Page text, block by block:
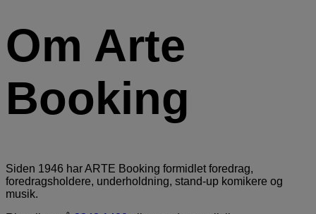
Om Arte
Booking
Siden 1946 har ARTE Booking formidlet foredrag,
foredragsholdere, underholdning, stand-up komikere og
musik.